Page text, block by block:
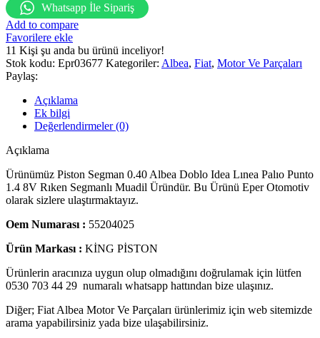
Whatsapp İle Sipariş
Add to compare
Favorilere ekle
11 Kişi şu anda bu ürünü inceliyor!
Stok kodu: Epr03677 Kategoriler: Albea, Fiat, Motor Ve Parçaları
Paylaş:
Açıklama
Ek bilgi
Değerlendirmeler (0)
Açıklama
Ürünümüz Piston Segman 0.40 Albea Doblo Idea Lınea Palıo Punto
1.4 8V Rıken Segmanlı Muadil Üründür. Bu Ürünü Eper Otomotiv
olarak sizlere ulaştırmaktayız.
Oem Numarası : 55204025
Ürün Markası : KİNG PİSTON
Ürünlerin aracınıza uygun olup olmadığını doğrulamak için lütfen
0530 703 44 29 numaralı whatsapp hattından bize ulaşınız.
Diğer; Fiat Albea Motor Ve Parçaları ürünlerimiz için web sitemizde
arama yapabilirsiniz yada bize ulaşabilirsiniz.